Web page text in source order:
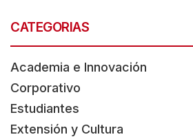
CATEGORIAS
Academia e Innovación
Corporativo
Estudiantes
Extensión y Cultura